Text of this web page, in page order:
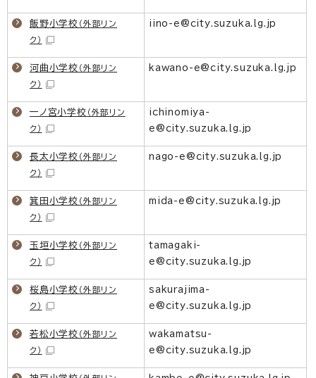
飯野小学校 （外部リン
ク）
iino-e@city.suzuka.lg.jp
河曲小学校 （外部リン
ク）
kawano-e@city.suzuka.lg.jp
一ノ宮小学校 （外部リン
ク）
ichinomiya-
e@city.suzuka.lg.jp
長太小学校 （外部リン
ク）
nago-e@city.suzuka.lg.jp
箕田小学校 （外部リン
ク）
mida-e@city.suzuka.lg.jp
玉垣小学校 （外部リン
ク）
tamagaki-
e@city.suzuka.lg.jp
桜島小学校 （外部リン
ク）
sakurajima-
e@city.suzuka.lg.jp
若松小学校 （外部リン
ク）
wakamatsu-
e@city.suzuka.lg.jp